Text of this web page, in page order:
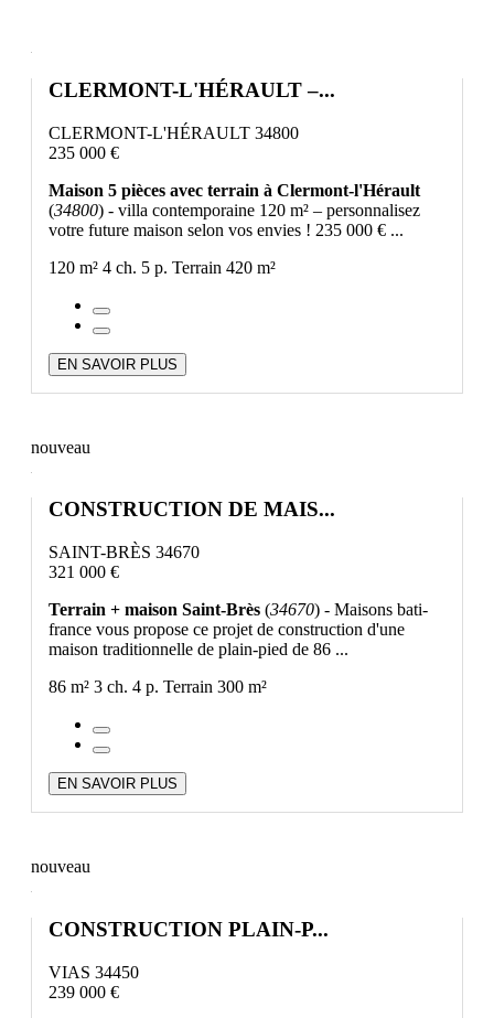
CLERMONT-L'HÉRAULT –...
CLERMONT-L'HÉRAULT 34800
235 000 €
Maison 5 pièces avec terrain à Clermont-l'Hérault
(34800) - villa contemporaine 120 m² – personnalisez
votre future maison selon vos envies ! 235 000 € ...
120 m² 4 ch. 5 p. Terrain 420 m²
EN SAVOIR PLUS
nouveau
CONSTRUCTION DE MAIS...
SAINT-BRÈS 34670
321 000 €
Terrain + maison Saint-Brès (34670) - Maisons bati-
france vous propose ce projet de construction d'une
maison traditionnelle de plain-pied de 86 ...
86 m² 3 ch. 4 p. Terrain 300 m²
EN SAVOIR PLUS
nouveau
CONSTRUCTION PLAIN-P...
VIAS 34450
239 000 €